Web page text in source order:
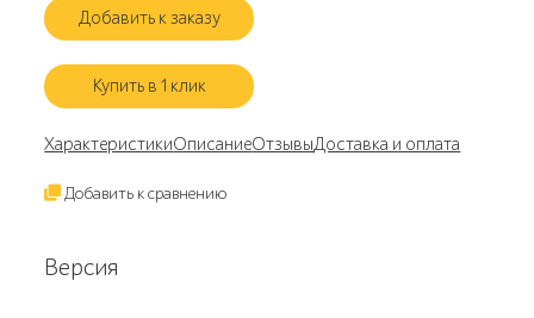
Добавить к заказу
Купить в 1 клик
ХарактеристикиОписаниеОтзывыДоставка и оплата
Добавить к сравнению
Версия